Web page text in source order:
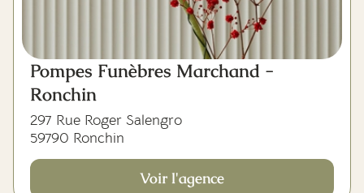
Pompes Funèbres Marchand -
Ronchin
297 Rue Roger Salengro
59790 Ronchin
Voir l'agence